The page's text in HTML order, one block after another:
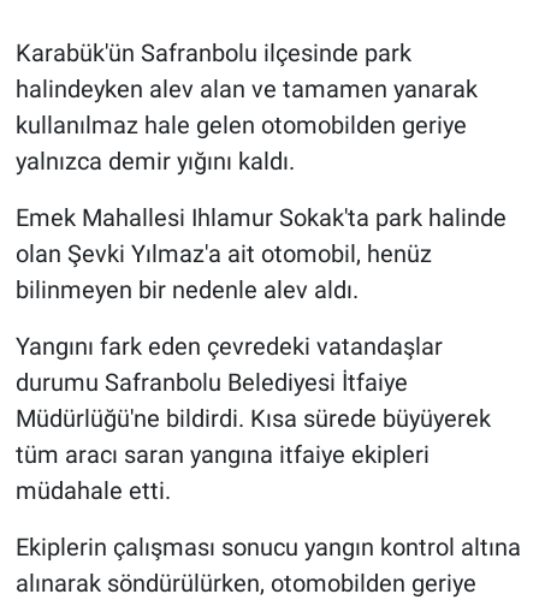
Karabük'ün Safranbolu ilçesinde park
halindeyken alev alan ve tamamen yanarak
kullanılmaz hale gelen otomobilden geriye
yalnızca demir yığını kaldı.
Emek Mahallesi Ihlamur Sokak'ta park halinde
olan Şevki Yılmaz'a ait otomobil, henüz
bilinmeyen bir nedenle alev aldı.
Yangını fark eden çevredeki vatandaşlar
durumu Safranbolu Belediyesi İtfaiye
Müdürlüğü'ne bildirdi. Kısa sürede büyüyerek
tüm aracı saran yangına itfaiye ekipleri
müdahale etti.
Ekiplerin çalışması sonucu yangın kontrol altına
alınarak söndürülürken, otomobilden geriye